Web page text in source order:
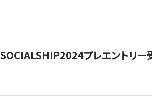
SOCIALSHIP2024プレエントリー